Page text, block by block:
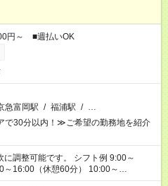
円～ ■週払いOK
急富岡駅 / 福浦駅 / …
で30分以内！≫ご希望の勤務地を紹介
です。 シフト例 9:00～
～16:00（休憩60分） 10:00～